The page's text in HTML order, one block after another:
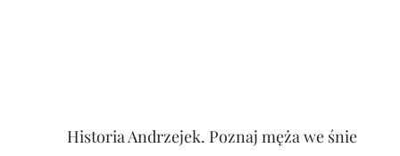
Historia Andrzejek. Poznaj męża we śnie